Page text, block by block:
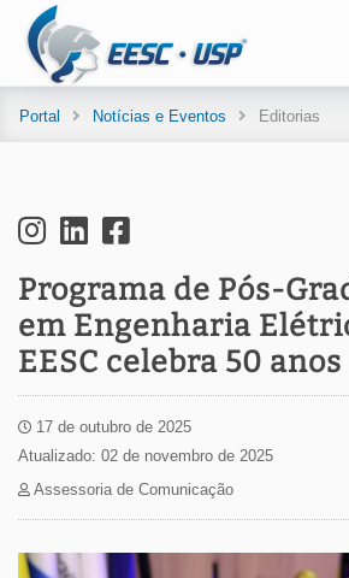
Portal Notícias e Eventos Editorias
Programa de Pós-
em Engenharia
EESC celebra 50 anos
17 de outubro de 2025
Atualizado: 02 de novembro de 2025
Assessoria de Comunicação